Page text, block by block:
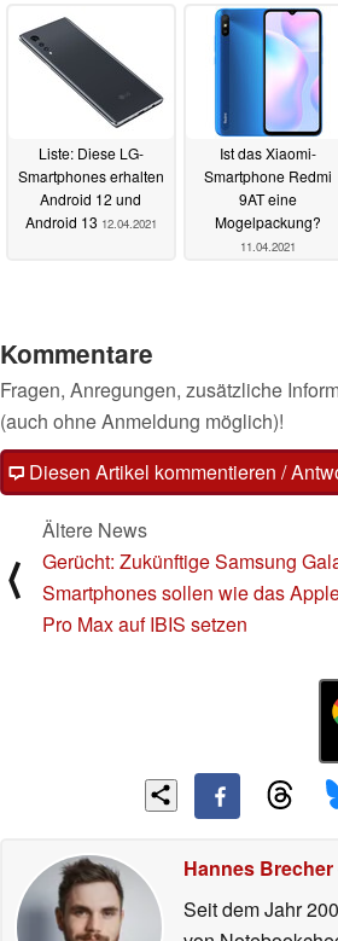
Liste: Diese LG-
Smartphones erhalten
Android 12 und
Android 13 12.04.2021
Ist das Xiaomi-
Smartphone Redmi
9AT eine
Mogelpackung?
11.04.2021
Kommentare
Fragen, Anregungen, zusätzliche
(auch ohne Anmeldung möglich)!
Diesen Artikel kommentieren /
⟨
Ältere News
Gerücht: Zukünftige Samsung
Smartphones sollen wie das
Pro Max auf IBIS setzen
Hannes Brecher
Seit dem Jahr